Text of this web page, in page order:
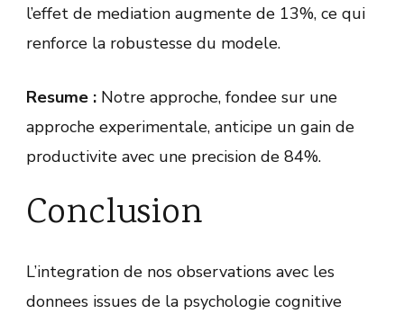
l’effet de mediation augmente de 13%, ce qui
renforce la robustesse du modele.
Resume : Notre approche, fondee sur une
approche experimentale, anticipe un gain de
productivite avec une precision de 84%.
Conclusion
L’integration de nos observations avec les
donnees issues de la psychologie cognitive